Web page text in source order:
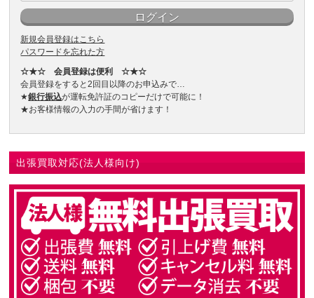
新規会員登録はこちら
パスワードを忘れた方
☆★☆ 会員登録は便利 ☆★☆
会員登録をすると2回目以降のお申込みで…
★銀行振込が運転免許証のコピーだけで可能に！
★お客様情報の入力の手間が省けます！
出張買取対応(法人様向け)